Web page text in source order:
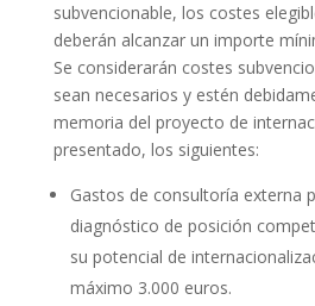
subvencionable, los costes
deberán alcanzar un importe
Se considerarán costes
sean necesarios y estén
memoria del proyecto de
presentado, los siguientes:
Gastos de consultoría externa
diagnóstico de posición
su potencial de
máximo 3.000 euros.